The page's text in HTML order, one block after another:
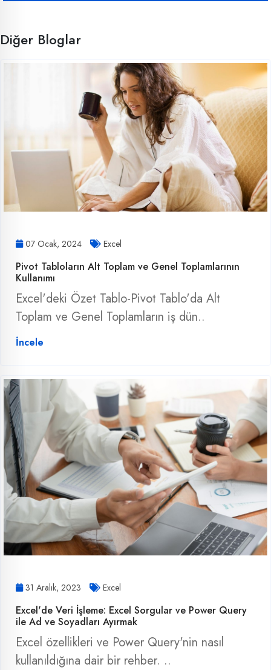
Diğer Bloglar
07 Ocak, 2024 Excel
Pivot Tabloların Alt Toplam ve Genel Toplamlarının
Kullanımı
Excel'deki Özet Tablo-Pivot Tablo'da Alt
Toplam ve Genel Toplamların iş dün..
İncele
31 Aralık, 2023 Excel
Excel'de Veri İşleme: Excel Sorgular ve Power Query
ile Ad ve Soyadları Ayırmak
Excel özellikleri ve Power Query'nin nasıl
kullanıldığına dair bir rehber. ..